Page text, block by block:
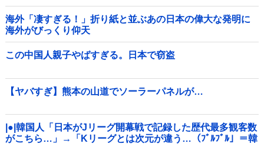
海外「凄すぎる！」折り紙と並ぶあの日本の偉大な発明に
海外がびっくり仰天
この中国人親子やばすぎる。日本で窃盗
【ヤバすぎ】熊本の山道でソーラーパネルが…
|●|韓国人「日本がJリーグ開幕戦で記録した歴代最多観客数
がこちら…」→「Kリーグとは次元が違う…（ﾌﾞﾙﾌﾞﾙ」＝韓